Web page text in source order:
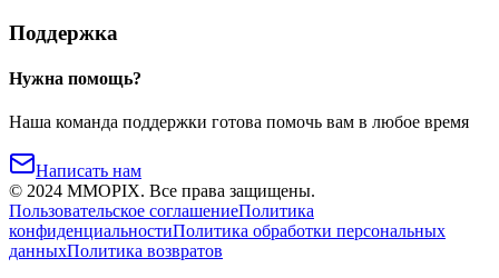
Поддержка
Нужна помощь?
Наша команда поддержки готова помочь вам в любое время
Написать нам
© 2024 MMOPIX. Все права защищены.
Пользовательское соглашениеПолитика
конфиденциальностиПолитика обработки персональных
данныхПолитика возвратов